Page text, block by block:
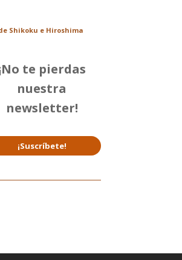
Shikoku e Hiroshima
te pierdas
nuestra
newsletter!
¡Suscríbete!